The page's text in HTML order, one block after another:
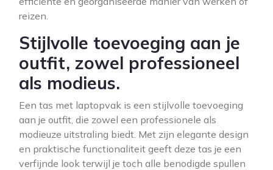
reizen.
Stijlvolle toevoeging aan je
outfit, zowel professioneel
als modieus.
Een tas met laptopvak is een stijlvolle toevoeging
aan je outfit, die zowel een professionele als
modieuze uitstraling biedt. Met zijn elegante design
en praktische functionaliteit geeft deze tas je een
verfijnde look terwijl je toch alle benodigde spullen